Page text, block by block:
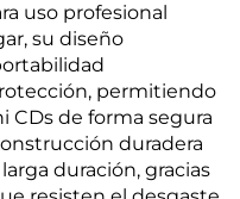
uso profesional
su diseño
permitiendo
CDs de forma segura
duradera
duración, gracias